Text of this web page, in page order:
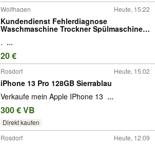
Wolfhagen Heute, 15:22
Kundendienst Fehlerdiagnose
Waschmaschine Trockner Spülmaschine
Wärmepumpentrockner Wäschetrockner
E-Herd Einbauherd Backofen Kochfeld
Kühlschrank Gefrierschrank Gefrierkombi
Reparatur reparieren -7-
. ...
20 €
Rosdorf Heute, 15:02
iPhone 13 Pro 128GB Sierrablau
Verkaufe mein Apple IPhone 13 ...
300 € VB
Direkt kaufen
Rosdorf
Heute, 12:09